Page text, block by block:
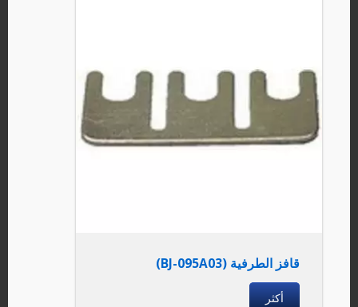
قافز الطرفية (BJ-095A03)
أكثر